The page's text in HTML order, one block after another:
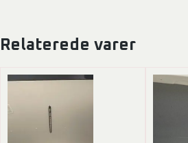
Relaterede varer